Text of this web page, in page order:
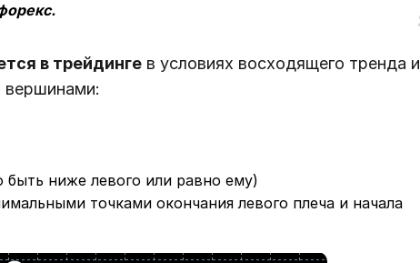
в трейдинге в условиях восходящего тренда и
вершинами:
ниже левого или равно ему)
точками окончания левого плеча и начала